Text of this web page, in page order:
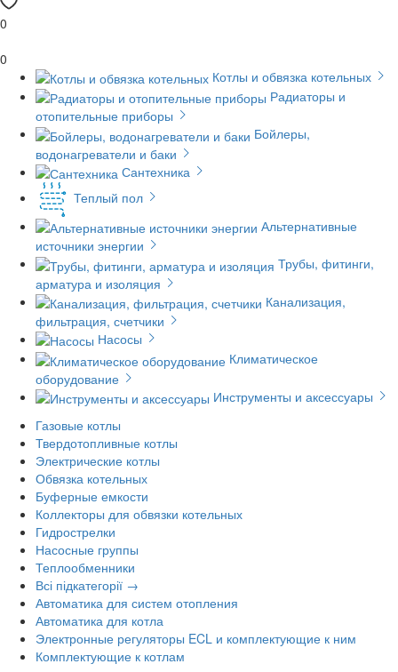
0
0
Котлы и обвязка котельных
Радиаторы и
отопительные приборы
Бойлеры,
водонагреватели и баки
Сантехника
Теплый пол
Альтернативные
источники энергии
Трубы, фитинги,
арматура и изоляция
Канализация,
фильтрация, счетчики
Насосы
Климатическое
оборудование
Инструменты и аксессуары
Газовые котлы
Твердотопливные котлы
Электрические котлы
Обвязка котельных
Буферные емкости
Коллекторы для обвязки котельных
Гидрострелки
Насосные группы
Теплообменники
Всі підкатегорії →
Автоматика для систем отопления
Автоматика для котла
Электронные регуляторы ECL и комплектующие к ним
Комплектующие к котлам